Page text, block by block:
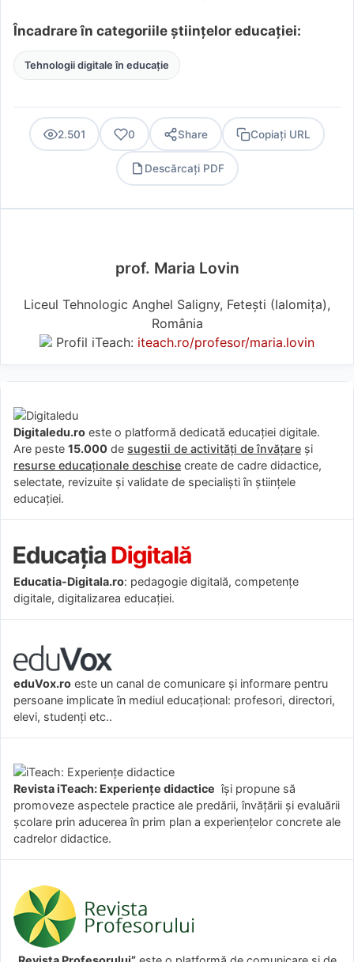
Încadrare în categoriile științelor educației:
Tehnologii digitale în educație
2.501 0 Share Copiați URL
Descărcați PDF
prof. Maria Lovin
Liceul Tehnologic Anghel Saligny, Fetești (Ialomiţa),
România
Profil iTeach: iteach.ro/profesor/maria.lovin
Digitaledu.ro este o platformă dedicată educației digitale.
Are peste 15.000 de sugestii de activități de învățare și
resurse educaționale deschise create de cadre didactice,
selectate, revizuite și validate de specialiști în științele
educației.
Educatia-Digitala.ro: pedagogie digitală, competențe
digitale, digitalizarea educației.
eduVox.ro este un canal de comunicare și informare pentru
persoane implicate în mediul educațional: profesori, directori,
elevi, studenți etc..
Revista iTeach: Experienţe didactice îşi propune să
promoveze aspectele practice ale predării, învăţării şi evaluării
şcolare prin aducerea în prim plan a experienţelor concrete ale
cadrelor didactice.